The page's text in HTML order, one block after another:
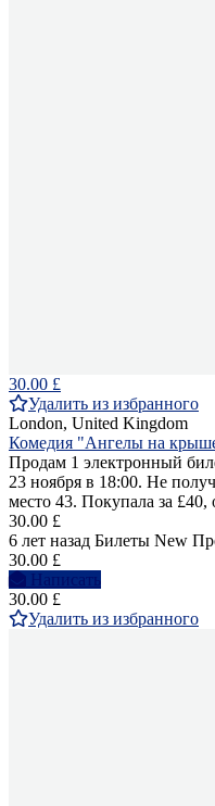
30.00 £
Удалить из избранного
London, United Kingdom
Комедия "Ангелы на
Продам 1 электронный
23 ноября в 18:00. Не
место 43. Покупала за £40,
30.00 £
6 лет назад Билеты New
30.00 £
Написать
30.00 £
Удалить из избранного